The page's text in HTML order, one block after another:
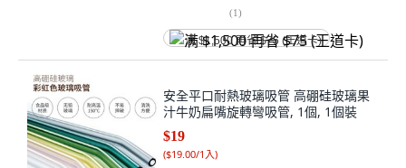
(1)
满 $1,500 再省 $75 (王道卡)
安全平口耐熱玻璃吸管 高硼硅玻璃果
汁牛奶扁嘴旋轉彎吸管, 1個, 1個裝
$19
($19.00/1入)